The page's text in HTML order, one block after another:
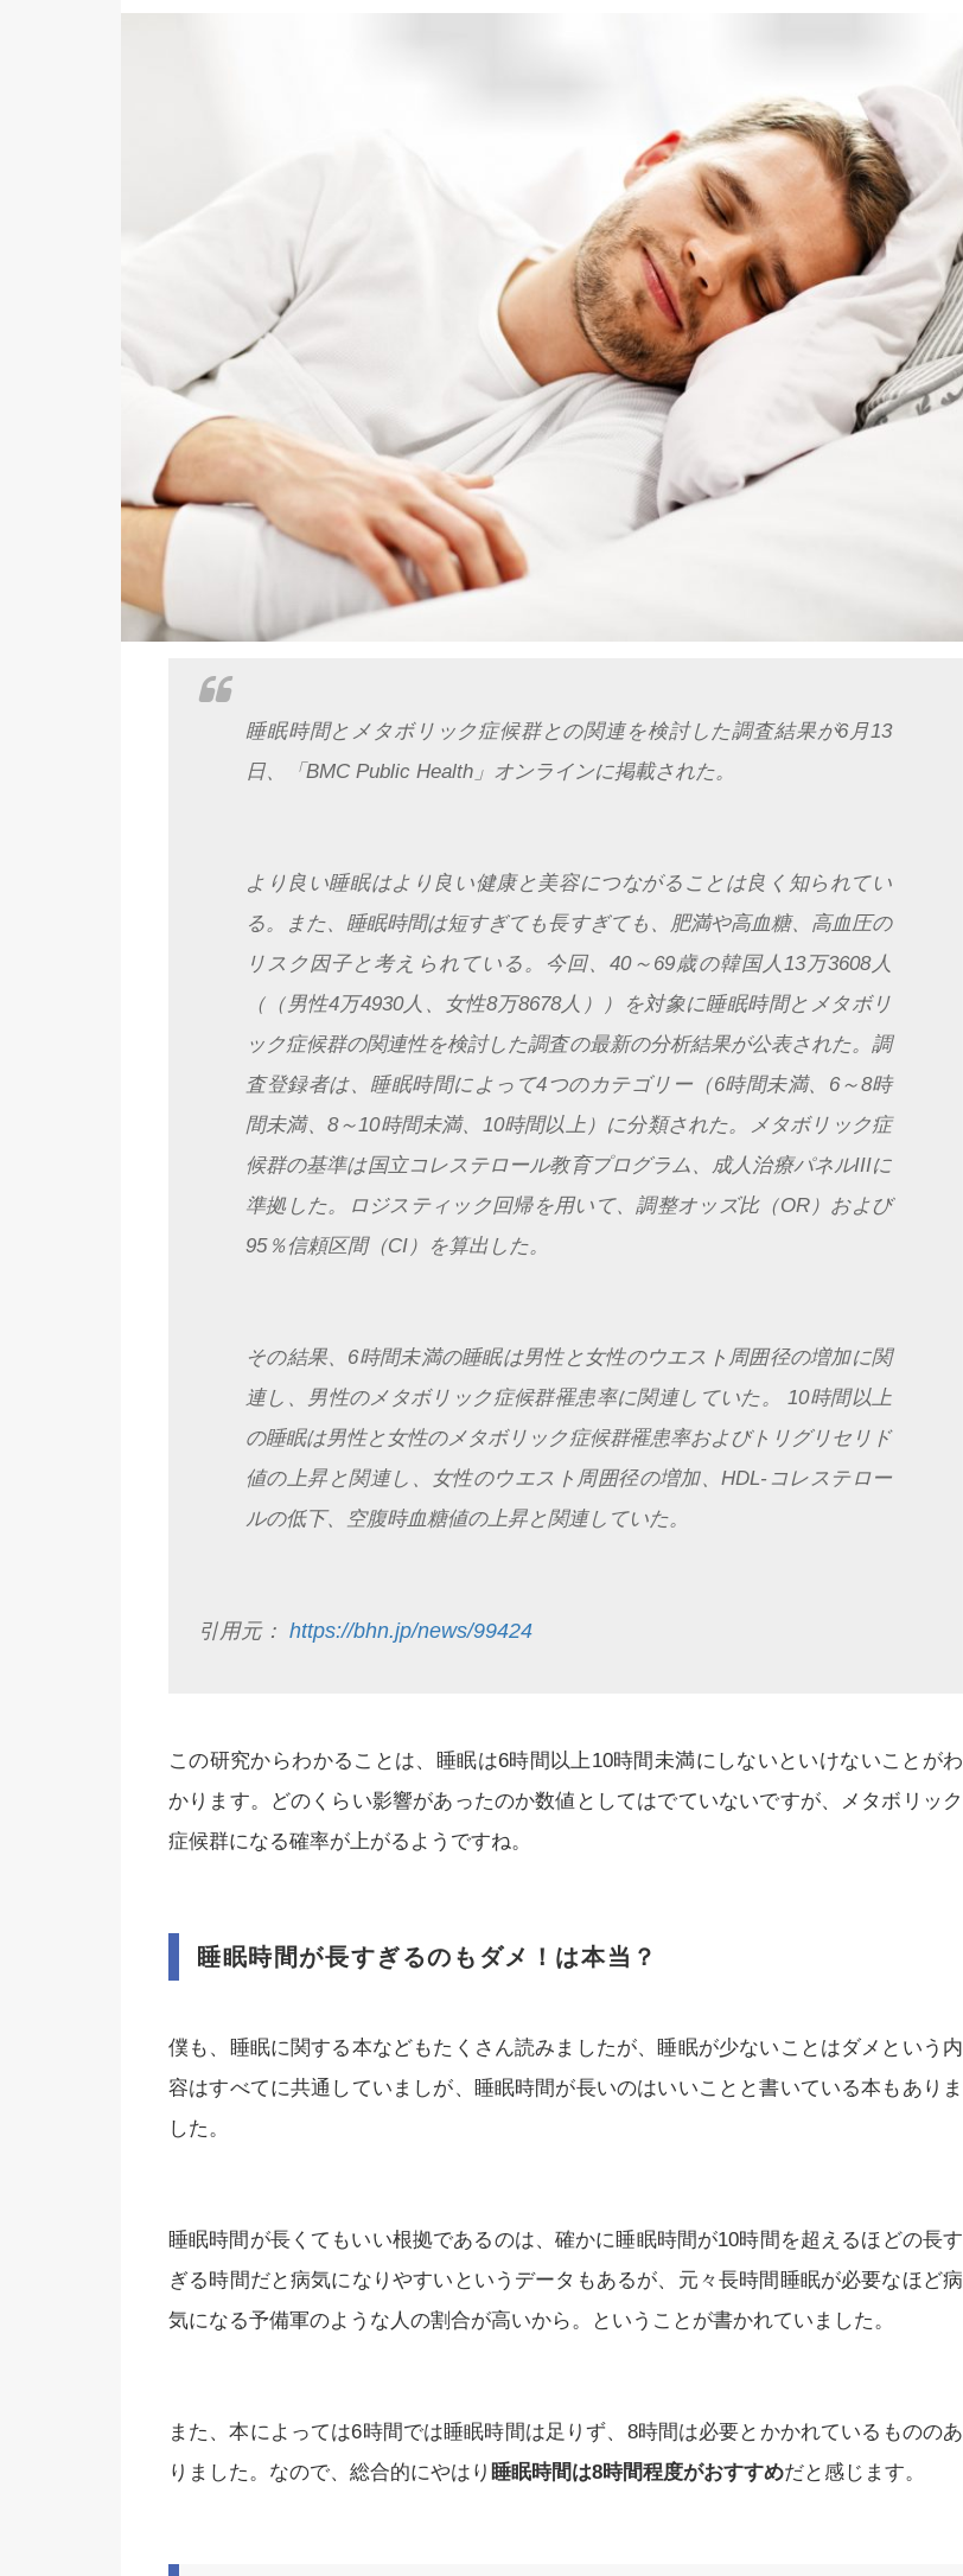
睡眠時間とメタボリック症候群との関連を検討した調査結果が6月13
日、「BMC Public Health」オンラインに掲載された。
より良い睡眠はより良い健康と美容につながることは良く知られてい
る。また、睡眠時間は短すぎても長すぎても、肥満や高血糖、高血圧の
リスク因子と考えられている。今回、40～69歳の韓国人13万3608人
（（男性4万4930人、女性8万8678人））を対象に睡眠時間とメタボリ
ック症候群の関連性を検討した調査の最新の分析結果が公表された。調
査登録者は、睡眠時間によって4つのカテゴリー（6時間未満、6～8時
間未満、8～10時間未満、10時間以上）に分類された。メタボリック症
候群の基準は国立コレステロール教育プログラム、成人治療パネルIIIに
準拠した。ロジスティック回帰を用いて、調整オッズ比（OR）および
95％信頼区間（CI）を算出した。
その結果、6時間未満の睡眠は男性と女性のウエスト周囲径の増加に関
連し、男性のメタボリック症候群罹患率に関連していた。 10時間以上
の睡眠は男性と女性のメタボリック症候群罹患率およびトリグリセリド
値の上昇と関連し、女性のウエスト周囲径の増加、HDL-コレステロー
ルの低下、空腹時血糖値の上昇と関連していた。
引用元： https://bhn.jp/news/99424
この研究からわかることは、睡眠は6時間以上10時間未満にしないといけないことがわ
かります。どのくらい影響があったのか数値としてはでていないですが、メタボリック
症候群になる確率が上がるようですね。
睡眠時間が長すぎるのもダメ！は本当？
僕も、睡眠に関する本などもたくさん読みましたが、睡眠が少ないことはダメという内
容はすべてに共通していましが、睡眠時間が長いのはいいことと書いている本もありま
した。
睡眠時間が長くてもいい根拠であるのは、確かに睡眠時間が10時間を超えるほどの長す
ぎる時間だと病気になりやすいというデータもあるが、元々長時間睡眠が必要なほど病
気になる予備軍のような人の割合が高いから。ということが書かれていました。
また、本によっては6時間では睡眠時間は足りず、8時間は必要とかかれているもののあ
りました。なので、総合的にやはり 睡眠時間は8時間程度がおすすめだと感じます。